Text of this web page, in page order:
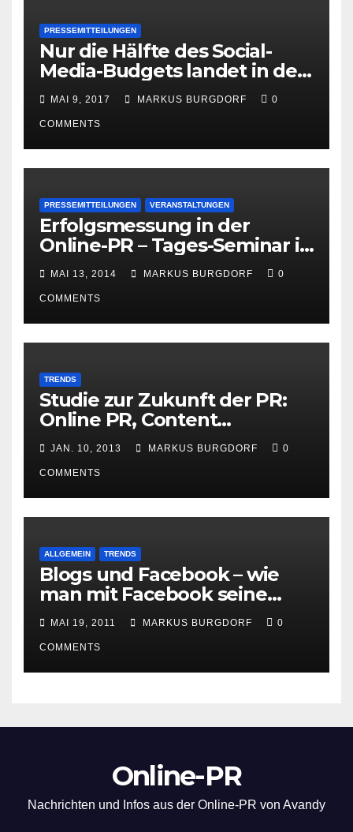
PRESSEMITTEILUNGEN
Nur die Hälfte des Social-
Media-Budgets landet in der
PRMAI 9, 2017 MARKUS BURGDORF 0
COMMENTS
PRESSEMITTEILUNGEN VERANSTALTUNGEN
Erfolgsmessung in der
Online-PR – Tages-Seminar in
Hamburg am 23. Juni 2014
MAI 13, 2014 MARKUS BURGDORF 0
COMMENTS
TRENDS
Studie zur Zukunft der PR:
Online PR, Content
Marketing und Social Media
gewinnen
JAN. 10, 2013 MARKUS BURGDORF 0
COMMENTS
ALLGEMEIN TRENDS
Blogs und Facebook – wie
man mit Facebook seine
Besucher effektiv reduzieren
kann
MAI 19, 2011 MARKUS BURGDORF 0
COMMENTS
Online-PR
Nachrichten und Infos aus der Online-PR von Avandy